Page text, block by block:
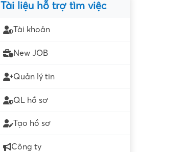
Tài liệu hỗ trợ tìm việc
Tài khoản
New JOB
Quản lý tin
QL hồ sơ
Tạo hồ sơ
Công ty